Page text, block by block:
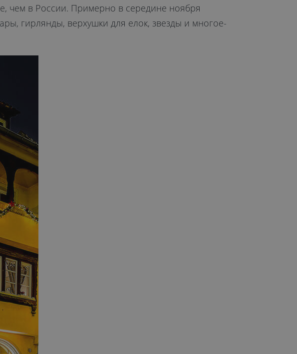
чем в России. Примерно в середине ноября
гирлянды, верхушки для елок, звезды и многое-